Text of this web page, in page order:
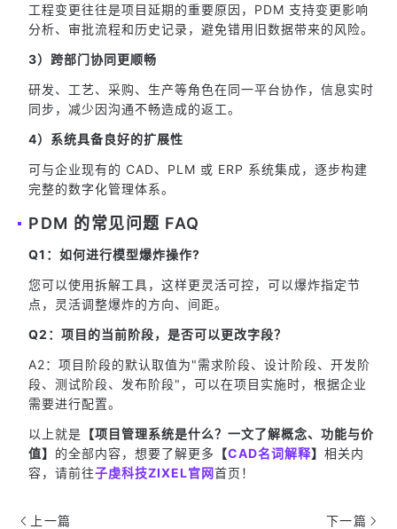
工程变更往往是项目延期的重要原因，PDM 支持变更影响
分析、审批流程和历史记录，避免错用旧数据带来的风险。
3）跨部门协同更顺畅
研发、工艺、采购、生产等角色在同一平台协作，信息实时
同步，减少因沟通不畅造成的返工。
4）系统具备良好的扩展性
可与企业现有的 CAD、PLM 或 ERP 系统集成，逐步构建
完整的数字化管理体系。
PDM 的常见问题 FAQ
Q1：如何进行模型爆炸操作?
您可以使用拆解工具，这样更灵活可控，可以爆炸指定节
点，灵活调整爆炸的方向、间距。
Q2：项目的当前阶段，是否可以更改字段？
A2：项目阶段的默认取值为"需求阶段、设计阶段、开发阶
段、测试阶段、发布阶段"，可以在项目实施时，根据企业
需要进行配置。
以上就是 【项目管理系统是什么？一文了解概念、功能与价
值】 的全部内容，想要了解更多 【CAD名词解释】 相关内
容，请前往子虔科技ZIXEL官网首页！
上一篇 下一篇